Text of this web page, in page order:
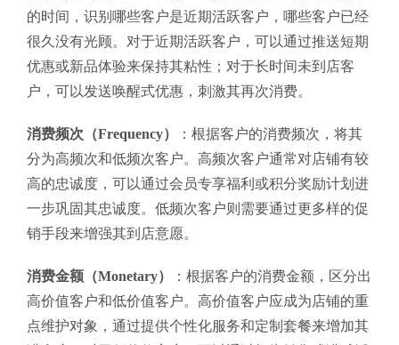
的时间，识别哪些客户是近期活跃客户，哪些客户已经
很久没有光顾。对于近期活跃客户，可以通过推送短期
优惠或新品体验来保持其粘性；对于长时间未到店客
户，可以发送唤醒式优惠，刺激其再次消费。
消费频次（Frequency）
：根据客户的消费频次，将其
分为高频次和低频次客户。高频次客户通常对店铺有较
高的忠诚度，可以通过会员专享福利或积分奖励计划进
一步巩固其忠诚度。低频次客户则需要通过更多样的促
销手段来增强其到店意愿。
消费金额（Monetary）
：根据客户的消费金额，区分出
高价值客户和低价值客户。高价值客户应成为店铺的重
点维护对象，通过提供个性化服务和定制套餐来增加其